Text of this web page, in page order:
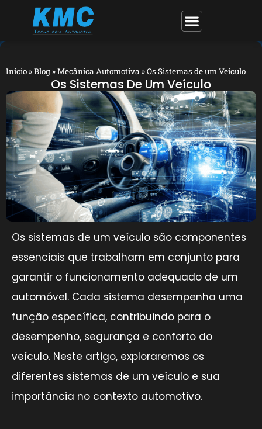
Início »Blog »Mecânica Automotiva »Os Sistemas de um Veículo
Os Sistemas De Um Veículo
Os sistemas de um veículo são componentes
essenciais que trabalham em conjunto para
garantir o funcionamento adequado de um
automóvel. Cada sistema desempenha uma
função específica, contribuindo para o
desempenho, segurança e conforto do
veículo. Neste artigo, exploraremos os
diferentes sistemas de um veículo e sua
importância no contexto automotivo.